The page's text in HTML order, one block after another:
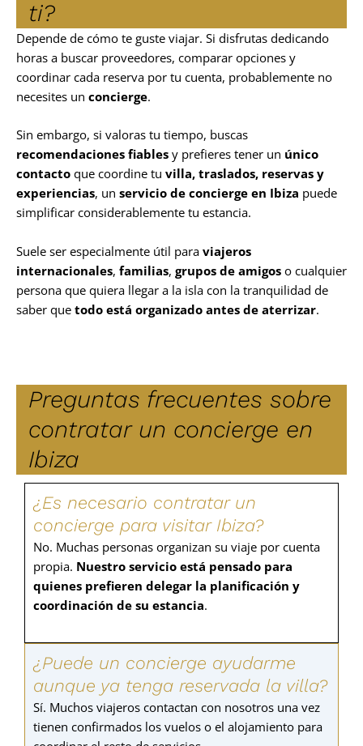
ti?
Depende de cómo te guste viajar. Si disfrutas dedicando
horas a buscar proveedores, comparar opciones y
coordinar cada reserva por tu cuenta, probablemente no
necesites un concierge.
Sin embargo, si valoras tu tiempo, buscas
recomendaciones fiables y prefieres tener un único
contacto que coordine tu villa, traslados, reservas y
experiencias, un servicio de concierge en Ibiza puede
simplificar considerablemente tu estancia.
Suele ser especialmente útil para viajeros
internacionales, familias, grupos de amigos o cualquier
persona que quiera llegar a la isla con la tranquilidad de
saber que todo está organizado antes de aterrizar.
Preguntas frecuentes sobre
contratar un concierge en
Ibiza
¿Es necesario contratar un
concierge para visitar Ibiza?
No. Muchas personas organizan su viaje por cuenta
propia. Nuestro servicio está pensado para
quienes prefieren delegar la planificación y
coordinación de su estancia.
¿Puede un concierge ayudarme
aunque ya tenga reservada la villa?
Sí. Muchos viajeros contactan con nosotros una vez
tienen confirmados los vuelos o el alojamiento para